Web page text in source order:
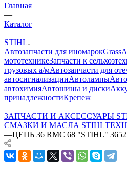
Главная
—
Каталог
—
STIHL
Автозапчасти для иномарокGrass
мототехникеЗапчасти к
грузовых а/мАвтозапчасти для
автосигнализацииАвтолампы
автохимияАвтошины и диски
принадлежностиКрепеж
—
ЗАПЧАСТИ И АКСЕССУАРЫ
СМАЗКИ И МАСЛА STIHL
—ЦЕПЬ 36 RMC 68 "STIHL" 3652